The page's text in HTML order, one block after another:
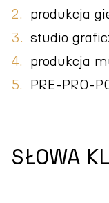
produkcja
studio
produkcja
PRE-PRO-
SŁOWA